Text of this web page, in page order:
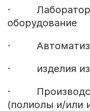
·
оборудование
·
· изделия из
·
(полиолы и/или